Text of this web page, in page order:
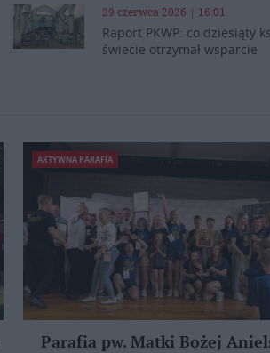
29 czerwca 2026 | 16:01
Raport PKWP: co dziesiąty
świecie otrzymał wsparcie
AKTYWNA PARAFIA
Parafia pw. Matki Bożej